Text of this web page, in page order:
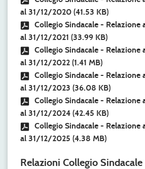
al 31/12/2020 (41.53 KB)
Collegio Sindacale - Relazione
al 31/12/2021 (33.99 KB)
Collegio Sindacale - Relazione
al 31/12/2022 (1.41 MB)
Collegio Sindacale - Relazione
al 31/12/2023 (36.08 KB)
Collegio Sindacale - Relazione
al 31/12/2024 (42.45 KB)
Collegio Sindacale - Relazione
al 31/12/2025 (4.38 MB)
Relazioni Collegio